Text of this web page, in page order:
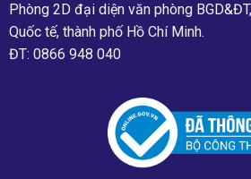
Phòng 2D đại diện văn phòng
Quốc tế, thành phố Hồ Chí Minh.
ĐT: 0866 948 040